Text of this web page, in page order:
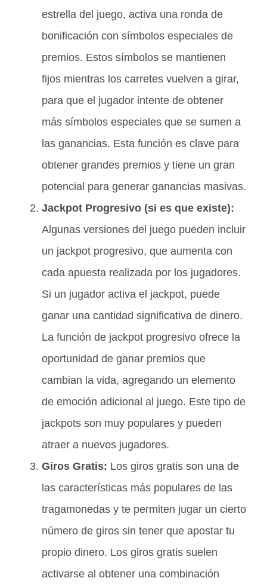
estrella del juego, activa una ronda de
bonificación con símbolos especiales de
premios. Estos símbolos se mantienen
fijos mientras los carretes vuelven a girar,
para que el jugador intente de obtener
más símbolos especiales que se sumen a
las ganancias. Esta función es clave para
obtener grandes premios y tiene un gran
potencial para generar ganancias masivas.
Jackpot Progresivo (si es que existe):
Algunas versiones del juego pueden incluir
un jackpot progresivo, que aumenta con
cada apuesta realizada por los jugadores.
Si un jugador activa el jackpot, puede
ganar una cantidad significativa de dinero.
La función de jackpot progresivo ofrece la
oportunidad de ganar premios que
cambian la vida, agregando un elemento
de emoción adicional al juego. Este tipo de
jackpots son muy populares y pueden
atraer a nuevos jugadores.
Giros Gratis: Los giros gratis son una de
las características más populares de las
tragamonedas y te permiten jugar un cierto
número de giros sin tener que apostar tu
propio dinero. Los giros gratis suelen
activarse al obtener una combinación